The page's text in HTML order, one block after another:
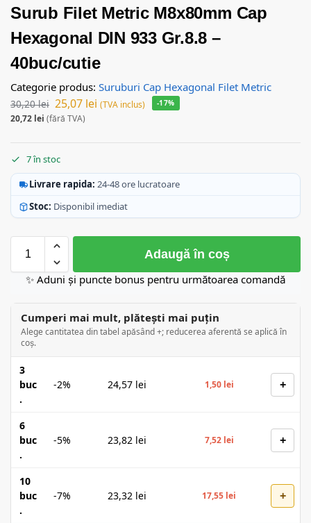
Surub Filet Metric M8x80mm Cap
Hexagonal DIN 933 Gr.8.8 –
40buc/cutie
Categorie produs: Suruburi Cap Hexagonal Filet Metric
30,20lei 25,07 lei (TVA inclus)
20,72 lei (fără TVA)
-17%
7 în stoc
Livrare rapida: 24-48 ore lucratoare
Stoc: Disponibil imediat
Adaugă în coș
✨ Aduni și puncte bonus pentru următoarea comandă
Cumperi mai mult, plătești mai puțin
Alege cantitatea din tabel apăsând +; reducerea aferentă se aplică în
coș.
3
buc
.
-2% 24,57 lei 1,50 lei +
6
buc
.
-5% 23,82 lei 7,52 lei +
10
buc
.
-7% 23,32 lei 17,55 lei +